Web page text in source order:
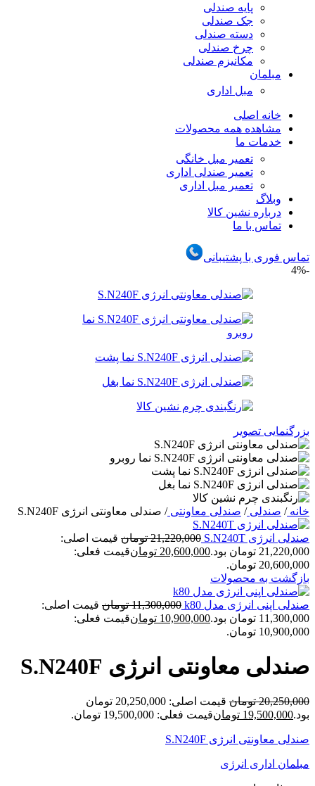
پایه صندلی
جک صندلی
دسته صندلی
چرخ صندلی
مکانیزم صندلی
مبلمان
مبل اداری
خانه اصلی
مشاهده همه محصولات
خدمات ما
تعمیر مبل خانگی
تعمیر صندلی اداری
تعمیر مبل اداری
وبلاگ
درباره نشین کالا
تماس با ما
تماس فوری با پشتیبانی
-4%
بزرگنمایی تصویر
خانه/ صندلی/ صندلی معاونتی/ صندلی معاونتی انرژی S.N240F
صندلی انرژی S.N240T 21,220,000 تومان قیمت اصلی:
21,220,000 تومان بود.
20,600,000 تومانقیمت فعلی:
20,600,000 تومان.
بازگشت به محصولات
صندلی اپنی انرژی مدل k80 11,300,000 تومان قیمت اصلی:
11,300,000 تومان بود.
10,900,000 تومانقیمت فعلی:
10,900,000 تومان.
صندلی معاونتی انرژی S.N240F
20,250,000 تومان
قیمت اصلی: 20,250,000 تومان
بود.19,500,000 تومانقیمت فعلی: 19,500,000 تومان.
صندلی معاونتی انرژی S.N240F
مبلمان اداری انرژی